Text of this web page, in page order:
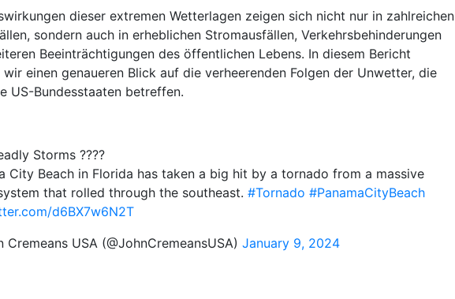
dieser extremen Wetterlagen zeigen sich nicht nur in zahlreichen
sondern auch in erheblichen Stromausfällen, Verkehrsbehinderungen
Beeinträchtigungen des öffentlichen Lebens. In diesem Bericht
einen genaueren Blick auf die verheerenden Folgen der Unwetter, die
US-Bundesstaaten betreffen.
Storms ????
City Beach in Florida has taken a big hit by a tornado from a massive
that rolled through the southeast. #Tornado #PanamaCityBeach
d6BX7w6N2T
USA (@JohnCremeansUSA) January 9, 2024